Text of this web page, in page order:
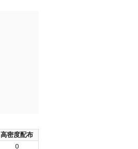
高密度配布
0